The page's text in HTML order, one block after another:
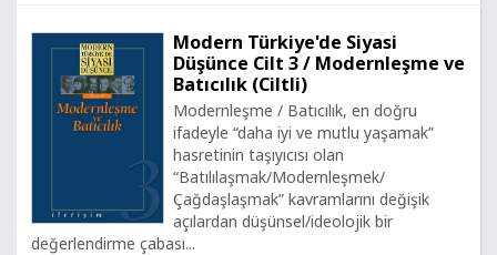
Modern Türkiye'de Siyasi
Düşünce Cilt 3 / Modernleşme ve
Batıcılık (Ciltli)
Modernleşme / Batıcılık, en doğru
ifadeyle “daha iyi ve mutlu yaşamak”
hasretinin taşıyıcısı olan
“Batılılaşmak/Modernleşmek/
Çağdaşlaşmak” kavramlarını değişik
açılardan düşünsel/ideolojik bir
değerlendirme çabası...